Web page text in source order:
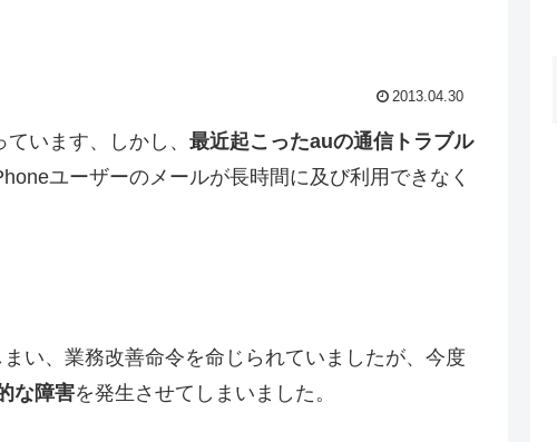
2013.04.30
います、しかし、 最近起こったauの通信トラブル
ユーザーのメールが長時間に及び利用できなく
い、業務改善命令を命じられていましたが、今度
な障害を発生させてしまいました。